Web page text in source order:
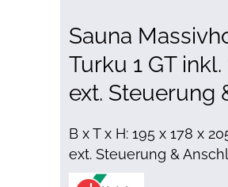
Sauna
Turku 1 GT
ext. Steuerung
B x T x H: 195 x 178 x
ext. Steuerung &